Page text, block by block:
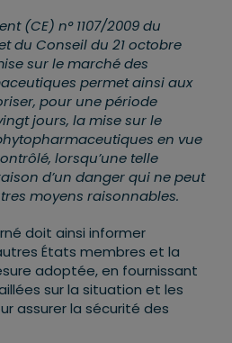
(CE) n° 1107/2009 du
du Conseil du 21 octobre
sur le marché des
permet ainsi aux
pour une période
jours, la mise sur le
en vue
lorsqu’une telle
d’un danger qui ne peut
moyens raisonnables.
doit ainsi informer
États membres et la
adoptée, en fournissant
sur la situation et les
assurer la sécurité des